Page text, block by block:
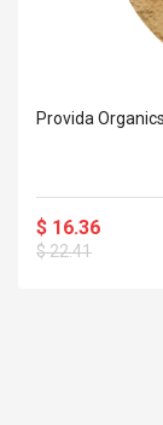
Provida
$ 16.36
$ 22.41